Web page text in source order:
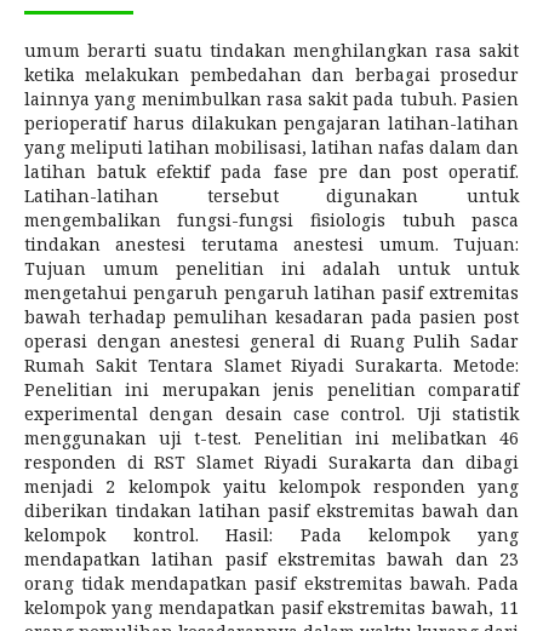
umum berarti suatu tindakan menghilangkan rasa sakit
ketika melakukan pembedahan dan berbagai prosedur
lainnya yang menimbulkan rasa sakit pada tubuh. Pasien
perioperatif harus dilakukan pengajaran latihan-latihan
yang meliputi latihan mobilisasi, latihan nafas dalam dan
latihan batuk efektif pada fase pre dan post operatif.
Latihan-latihan tersebut digunakan untuk
mengembalikan fungsi-fungsi fisiologis tubuh pasca
tindakan anestesi terutama anestesi umum. Tujuan:
Tujuan umum penelitian ini adalah untuk untuk
mengetahui pengaruh pengaruh latihan pasif extremitas
bawah terhadap pemulihan kesadaran pada pasien post
operasi dengan anestesi general di Ruang Pulih Sadar
Rumah Sakit Tentara Slamet Riyadi Surakarta. Metode:
Penelitian ini merupakan jenis penelitian comparatif
experimental dengan desain case control. Uji statistik
menggunakan uji t-test. Penelitian ini melibatkan 46
responden di RST Slamet Riyadi Surakarta dan dibagi
menjadi 2 kelompok yaitu kelompok responden yang
diberikan tindakan latihan pasif ekstremitas bawah dan
kelompok kontrol. Hasil: Pada kelompok yang
mendapatkan latihan pasif ekstremitas bawah dan 23
orang tidak mendapatkan pasif ekstremitas bawah. Pada
kelompok yang mendapatkan pasif ekstremitas bawah, 11